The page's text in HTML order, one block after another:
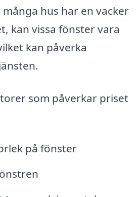
hus har en vacker
kan vissa fönster vara
kan påverka
som påverkar priset
på fönster